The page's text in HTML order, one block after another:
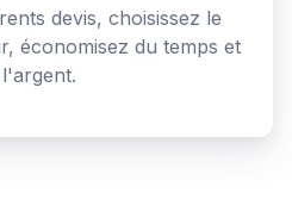
devis, choisissez le
économisez du temps et